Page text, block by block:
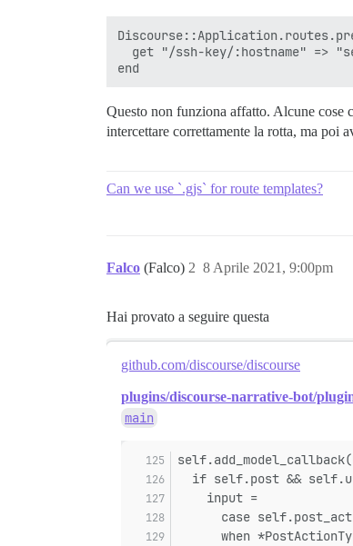
get "/ssh-key/:hostname" =>
Questo non funziona affatto. Alcune cose
intercettare correttamente la rotta, ma
Can we use `.gjs` for route templates?
Falco (Falco) 8 Aprile 2021, 9:00pm
2
Hai provato a seguire questa
github.com/discourse/discourse
plugins/discourse-narrative-bot/
main
if self.post &&
    input =
case
when